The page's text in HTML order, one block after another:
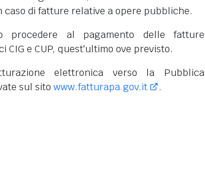
caso di fatture relative a opere pubbliche.
procedere al pagamento delle fatture
e CUP, quest'ultimo ove previsto.
elettronica verso la Pubblica
sul sito www.fatturapa.gov.it .